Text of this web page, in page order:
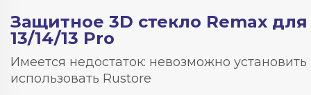
Защитное 3D стекло Remax
13/14/13 Pro
Имеется недостаток: невозможно установить
использовать Rustore